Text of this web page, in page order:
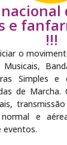
e
!!!
o
Musicais,
Simples
de Marcha.
e
eventos.